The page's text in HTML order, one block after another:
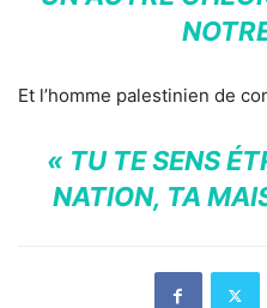
Et l’homme palestinien de
« TU TE SENS
NATION, TA